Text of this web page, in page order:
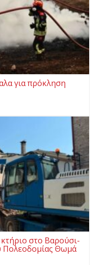
για πρόκληση
στο Βαρούσι-
Πολεοδομίας Θωμά